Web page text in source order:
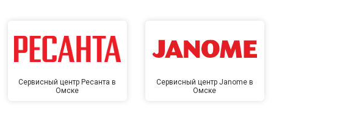
Сервисный центр Ресанта в
Омске
Сервисный центр Janome в
Омске